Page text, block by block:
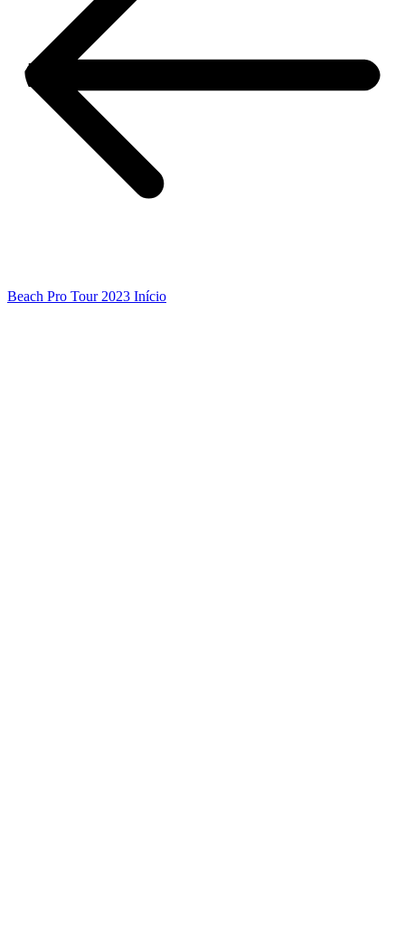
Beach Pro Tour 2023 Início